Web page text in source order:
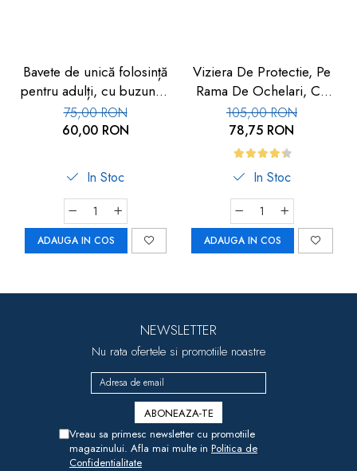
Bavete de unică folosință
pentru adulți, cu buzunar,
set 50 buc, FM-108
75,00 RON
60,00 RON
In Stoc
ADAUGA IN COS
Viziera De Protectie, Pe
Rama De Ochelari, Cu
Folie De Protectie
Inlocuibila, Set 10 Buc,
Car-Boy Safety
105,00 RON
78,75 RON
In Stoc
ADAUGA IN COS
NEWSLETTER
Nu rata ofertele si promotiile noastre
Vreau sa primesc newsletter cu promotiile
magazinului. Afla mai multe in Politica de
Confidentialitate